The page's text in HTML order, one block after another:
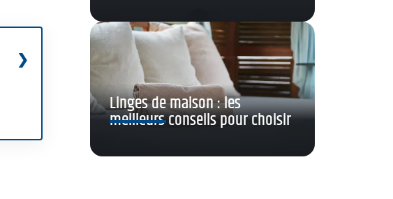
Linges de maison : les
meilleurs conseils pour choisir